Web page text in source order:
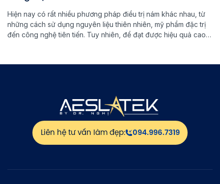
Hiện nay có rất nhiều phương pháp điều trị nám khác nhau, từ
những cách sử dụng nguyên liệu thiên nhiên, mỹ phẩm đặc trị
đến công nghệ tiên tiến. Tuy nhiên, để đạt được hiệu quả cao
Liên hệ tư vấn làm đẹp: 094.996.7319